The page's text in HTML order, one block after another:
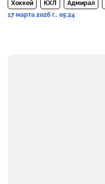
Хоккей КХЛ Адмирал
17 марта 2026 г., 05:24